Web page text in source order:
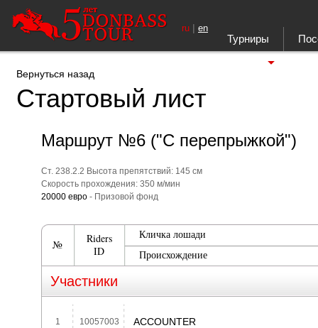
Турниры
ru | en
Вернуться назад
Стартовый лист
Маршрут №6 ("С перепрыжкой")
Ст. 238.2.2 Высота препятствий: 145 см
Скорость прохождения: 350 м/мин
20000 евро - Призовой фонд
№
Riders
ID
Кличка лошади
Происхождение
Участники
1 10057003 ACCOUNTER